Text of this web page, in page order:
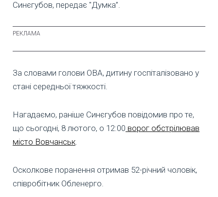
Синєгубов, передає "Думка”.
За словами голови ОВА, дитину госпіталізовано у
стані середньої тяжкості.
Нагадаємо, раніше Синєгубов повідомив про те,
що сьогодні, 8 лютого, о 12:00 ворог обстрілював
місто Вовчанськ.
Осколкове поранення отримав 52-річний чоловік,
співробітник Обленерго.